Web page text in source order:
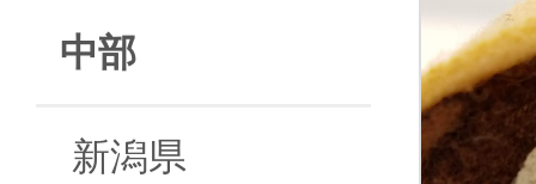
中部
新潟県